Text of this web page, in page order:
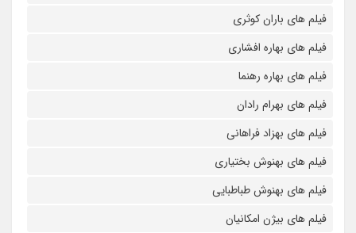
فیلم های باران کوثری
فیلم های بهاره افشاری
فیلم های بهاره رهنما
فیلم های بهرام رادان
فیلم های بهزاد فراهانی
فیلم های بهنوش بختیاری
فیلم های بهنوش طباطبایی
فیلم های بیژن امکانیان